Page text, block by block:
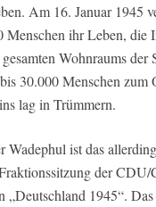
Am 16. Januar 1945
ihr Leben, die
Wohnraums
30.000 Menschen zum
lag in Trümmern.
Wadephul ist das
der
„Deutschland 1945“.